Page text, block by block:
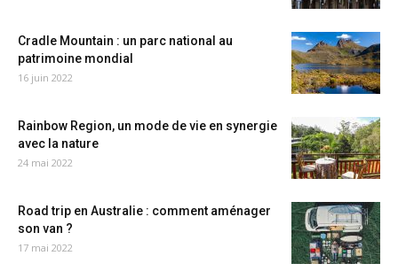
Cradle Mountain : un parc national au
patrimoine mondial
16 juin 2022
Rainbow Region, un mode de vie en synergie
avec la nature
24 mai 2022
Road trip en Australie : comment aménager
son van ?
17 mai 2022